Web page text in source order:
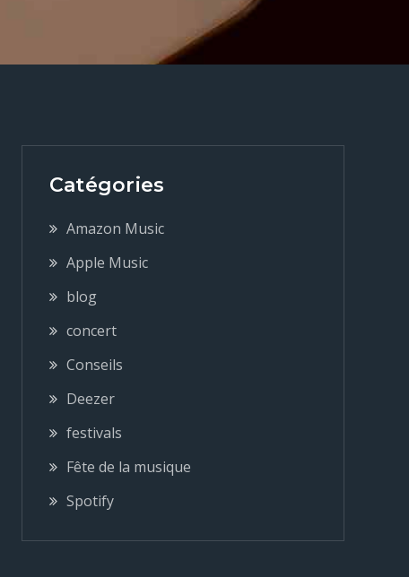
Catégories
Amazon Music
Apple Music
blog
concert
Conseils
Deezer
festivals
Fête de la musique
Spotify